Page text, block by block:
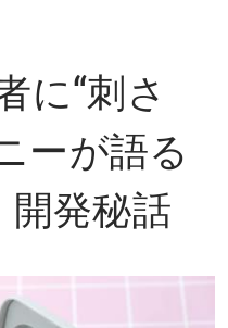
に“刺さ
ーが語る
開発秘話